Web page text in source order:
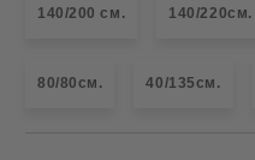
140/200 см. 140/220см.
80/80см. 40/135см.